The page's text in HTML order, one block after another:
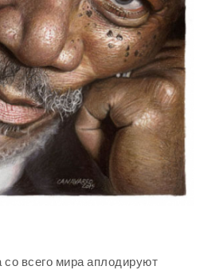
всего мира аплодируют